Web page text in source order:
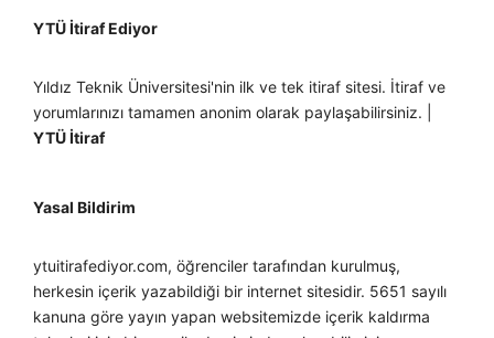
YTÜ İtiraf Ediyor
Yıldız Teknik Üniversitesi'nin ilk ve tek itiraf sitesi. İtiraf ve
yorumlarınızı tamamen anonim olarak paylaşabilirsiniz. |
YTÜ İtiraf
Yasal Bildirim
ytuitirafediyor.com, öğrenciler tarafından kurulmuş,
herkesin içerik yazabildiği bir internet sitesidir. 5651 sayılı
kanuna göre yayın yapan websitemizde içerik kaldırma